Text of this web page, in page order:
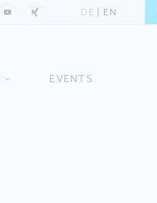
DE EN
EVENTS